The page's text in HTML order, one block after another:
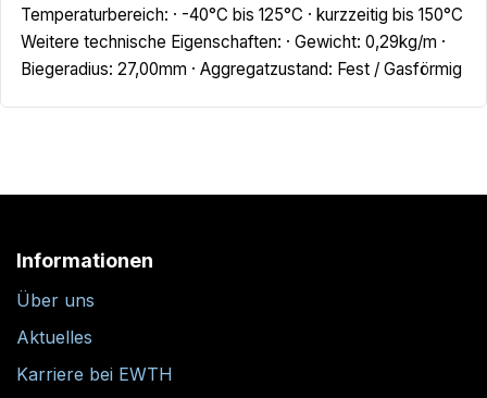
Temperaturbereich: · -40°C bis 125°C · kurzzeitig bis 150°C
Weitere technische Eigenschaften: · Gewicht: 0,29kg/m ·
Biegeradius: 27,00mm · Aggregatzustand: Fest / Gasförmig
Informationen
Über uns
Aktuelles
Karriere bei EWTH